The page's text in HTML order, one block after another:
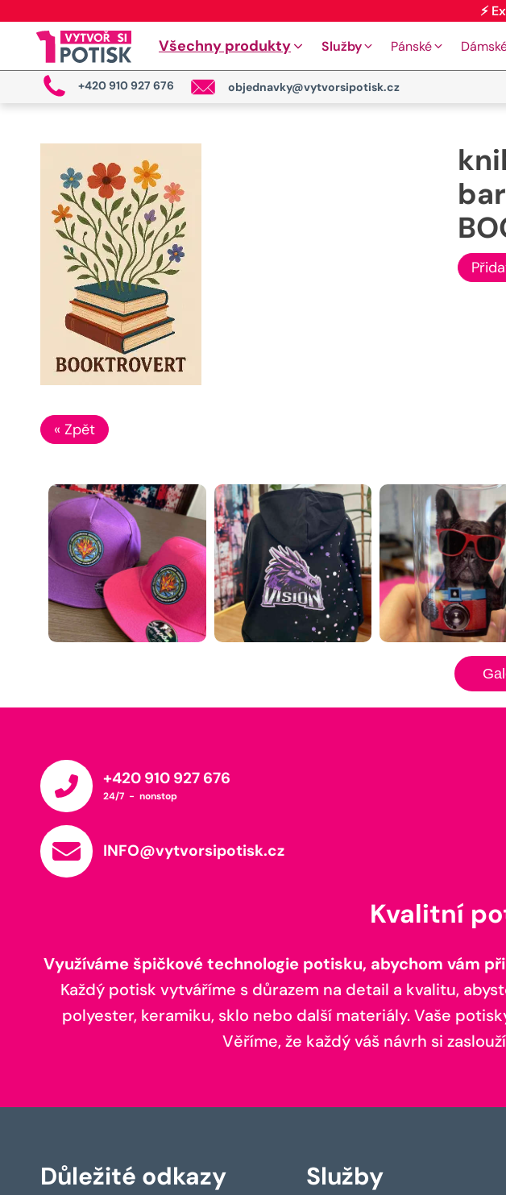
Všechny produkty Služby Pánské
+420 910 927 676 objednavky@vytvorsipotisk.cz
« Zpět
+420 910 927 676
24/7 - nonstop
INFO@vytvorsipotisk.cz
Kvalitní
Využíváme špičkové technologie potisku, abychom vám
Každý potisk vytváříme s důrazem na detail a kvalitu,
polyester, keramiku, sklo nebo další materiály. Vaše
Věříme, že každý váš návrh si
Důležité odkazy Služby